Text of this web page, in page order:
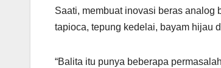
Saati, membuat inovasi beras analog
tapioca, tepung kedelai, bayam hijau
“Balita itu punya beberapa